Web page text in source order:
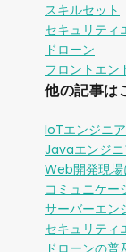
スキルセット
セキュリティ
ドローン
フロントエン
他の記事は
IoTエンジニ
Javaエンジニ
Web開発現場
コミュニケ
サーバーエン
セキュリティ
ドローンの